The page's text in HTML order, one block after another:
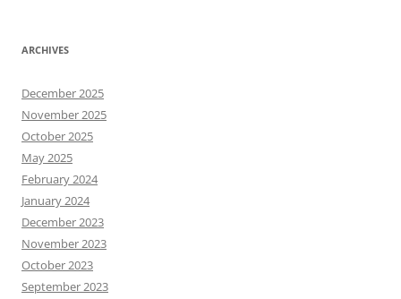
ARCHIVES
December 2025
November 2025
October 2025
May 2025
February 2024
January 2024
December 2023
November 2023
October 2023
September 2023